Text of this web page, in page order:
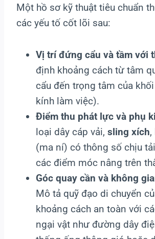
Một hồ sơ kỹ thuật tiêu chuẩn
các yếu tố cốt lõi sau:
Vị trí đứng cẩu và tầm với
định khoảng cách từ tâm
cẩu đến trọng tâm của
kính làm việc).
Điểm thu phát lực và phụ
loại dây cáp vải, sling xích,
(ma ní) có thông số chịu
các điểm móc nâng trên
Góc quay cần và không
Mô tả quỹ đạo di chuyển
khoảng cách an toàn với
ngại vật như đường dây